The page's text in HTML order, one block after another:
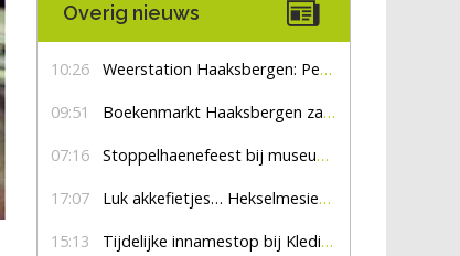
Overig nieuws
10:26 Weerstation Haaksbergen: Perioden met zon en droog
09:51 Boekenmarkt Haaksbergen zaterdag 8 augustus, marktplein Haaksbergen
07:16 Stoppelhaenefeest bij museum De Lebbenbrugge
17:07 Luk akkefietjes… HekselmesienHarry
15:13 Tijdelijke innamestop bij Kledingbank Stefania